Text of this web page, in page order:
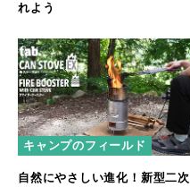
れよう
キャンプのフィールド
自然にやさしい進化！新型二次